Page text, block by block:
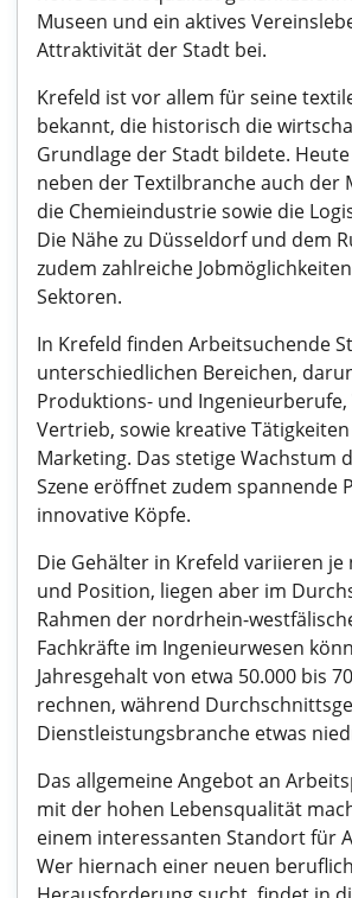
Museen und ein aktives
Attraktivität der Stadt bei.
Krefeld ist vor allem für seine
bekannt, die historisch die
Grundlage der Stadt bildete.
neben der Textilbranche auch der
die Chemieindustrie sowie die
Die Nähe zu Düsseldorf und dem
zudem zahlreiche
Sektoren.
In Krefeld finden Arbeitsuchende
unterschiedlichen Bereichen,
Produktions- und Ingenieurberufe,
Vertrieb, sowie kreative
Marketing. Das stetige Wachstum
Szene eröffnet zudem spannende
innovative Köpfe.
Die Gehälter in Krefeld variieren je
und Position, liegen aber im
Rahmen der nordrhein-
Fachkräfte im Ingenieurwesen
Jahresgehalt von etwa 50.000 bis
rechnen, während
Dienstleistungsbranche etwas
Das allgemeine Angebot an
mit der hohen Lebensqualität
einem interessanten Standort für
Wer hiernach einer neuen